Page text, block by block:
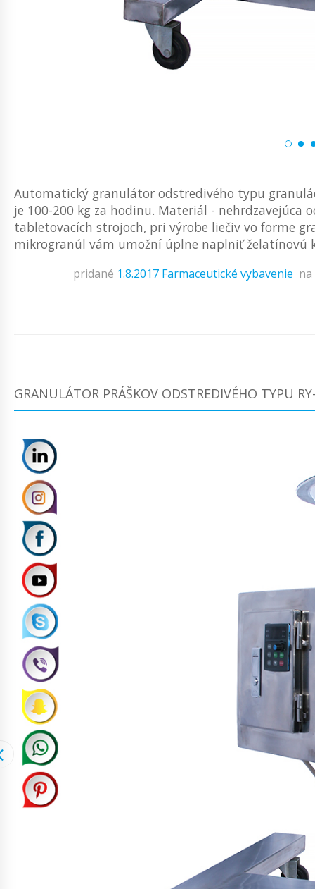
Automatický granulátor odstredivého typu
je 100-200 kg za hodinu. Materiál - nehrdzavejúca
tabletovacích strojoch, pri výrobe liečiv vo forme
mikrogranúl vám umožní úplne naplniť želatínovú
pridané 1.8.2017 Farmaceutické vybavenie na
GRANULÁTOR PRÁŠKOV ODSTREDIVÉHO TYPU